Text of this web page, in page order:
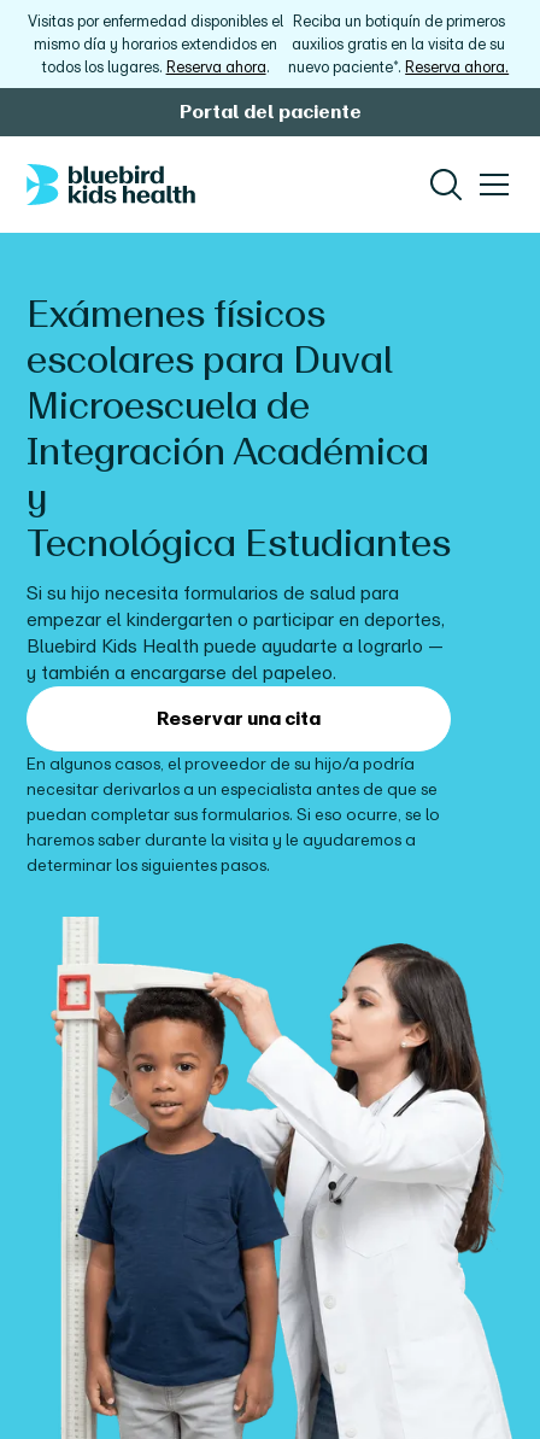
Visitas por enfermedad disponibles el
mismo día y horarios extendidos en
todos los lugares. Reserva ahora.
Reciba un botiquín de primeros
auxilios gratis en la visita de su
nuevo paciente*. Reserva ahora.
Portal del paciente
Exámenes físicos
escolares para Duval
Microescuela de
Integración Académica
y
Tecnológica Estudiantes
Si su hijo necesita formularios de salud para
empezar el kindergarten o participar en deportes,
Bluebird Kids Health puede ayudarte a lograrlo —
y también a encargarse del papeleo.
Reservar una cita
En algunos casos, el proveedor de su hijo/a podría
necesitar derivarlos a un especialista antes de que se
puedan completar sus formularios. Si eso ocurre, se lo
haremos saber durante la visita y le ayudaremos a
determinar los siguientes pasos.